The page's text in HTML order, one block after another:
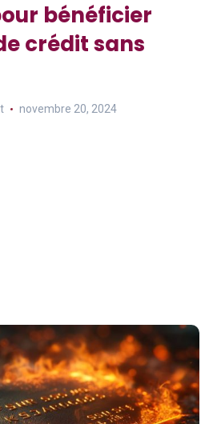
bénéficier
crédit sans
novembre 20, 2024